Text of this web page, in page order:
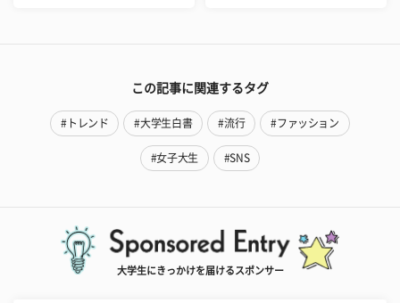
この記事に関連するタグ
#トレンド #大学生白書 #流行 #ファッション
#女子大生 #SNS
大学生にきっかけを届けるスポンサー